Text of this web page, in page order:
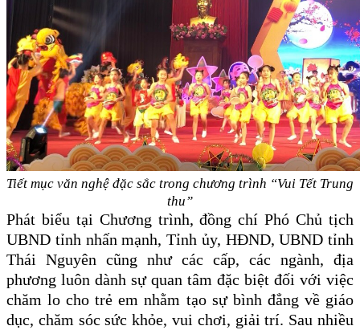
Tiết mục văn nghệ đặc sắc trong chương trình “Vui Tết Trung
thu”
Phát biểu tại Chương trình, đồng chí Phó Chủ tịch
UBND tỉnh nhấn mạnh, Tỉnh ủy, HĐND, UBND tỉnh
Thái Nguyên cũng như các cấp, các ngành, địa
phương luôn dành sự quan tâm đặc biệt đối với việc
chăm lo cho trẻ em nhằm tạo sự bình đẳng về giáo
dục, chăm sóc sức khỏe, vui chơi, giải trí. Sau nhiều